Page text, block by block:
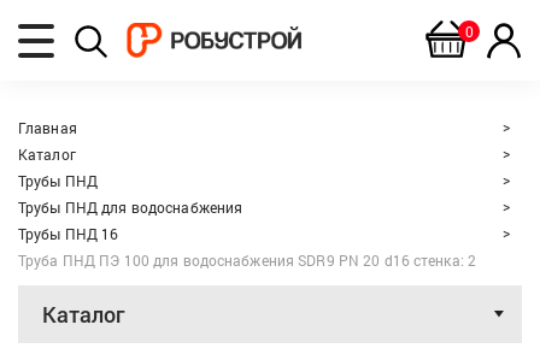
0
Главная
Каталог
Трубы ПНД
Трубы ПНД для водоснабжения
Трубы ПНД 16
Труба ПНД ПЭ 100 для водоснабжения SDR9 PN 20 d16 стенка: 2
Каталог